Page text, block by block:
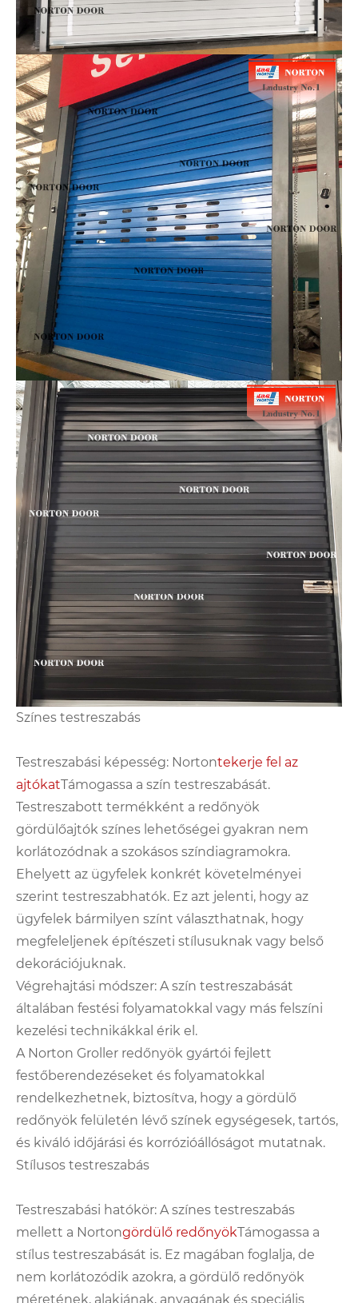
Színes testreszabás
Testreszabási képesség: Nortontekerje fel az
ajtókatTámogassa a szín testreszabását.
Testreszabott termékként a redőnyök
gördülőajtók színes lehetőségei gyakran nem
korlátozódnak a szokásos színdiagramokra.
Ehelyett az ügyfelek konkrét követelményei
szerint testreszabhatók. Ez azt jelenti, hogy az
ügyfelek bármilyen színt választhatnak, hogy
megfeleljenek építészeti stílusuknak vagy belső
dekorációjuknak.
Végrehajtási módszer: A szín testreszabását
általában festési folyamatokkal vagy más felszíni
kezelési technikákkal érik el.
A Norton Groller redőnyök gyártói fejlett
festőberendezéseket és folyamatokkal
rendelkezhetnek, biztosítva, hogy a gördülő
redőnyök felületén lévő színek egységesek, tartós,
és kiváló időjárási és korrózióállóságot mutatnak.
Stílusos testreszabás
Testreszabási hatókör: A színes testreszabás
mellett a Nortongördülő redőnyökTámogassa a
stílus testreszabását is. Ez magában foglalja, de
nem korlátozódik azokra, a gördülő redőnyök
méretének, alakjának, anyagának és speciális